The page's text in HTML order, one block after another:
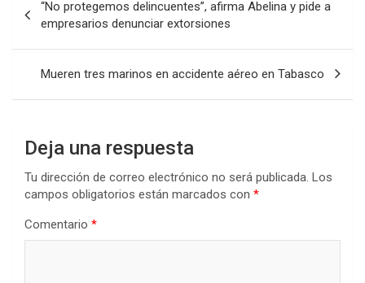
de
entradas
“No protegemos delincuentes”, afirma Abelina y pide a
empresarios denunciar extorsiones
Mueren tres marinos en accidente aéreo en Tabasco
Deja una respuesta
Tu dirección de correo electrónico no será publicada. Los
campos obligatorios están marcados con *
Comentario *